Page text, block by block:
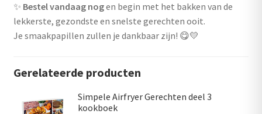
✨ Bestel vandaag nogen begin met het bakken van de
lekkerste, gezondste en snelste gerechten ooit.
Je smaakpapillen zullen je dankbaar zijn! 😋💛
Gerelateerde producten
Simpele Airfryer Gerechten deel 3
kookboek